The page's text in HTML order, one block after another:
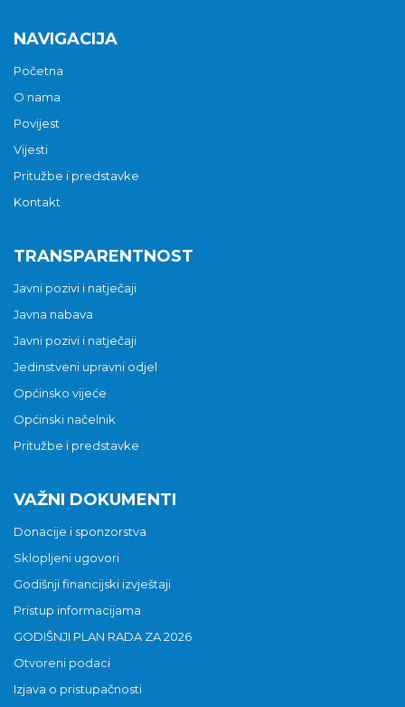
NAVIGACIJA
Početna
O nama
Povijest
Vijesti
Pritužbe i predstavke
Kontakt
TRANSPARENTNOST
Javni pozivi i natječaji
Javna nabava
Javni pozivi i natječaji
Jedinstveni upravni odjel
Općinsko vijeće
Općinski načelnik
Pritužbe i predstavke
VAŽNI DOKUMENTI
Donacije i sponzorstva
Sklopljeni ugovori
Godišnji financijski izvještaji
Pristup informacijama
GODIŠNJI PLAN RADA ZA 2026
Otvoreni podaci
Izjava o pristupačnosti